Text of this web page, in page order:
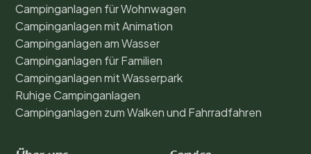
Campinganlagen für Wohnwagen
Campinganlagen mit Animation
Campinganlagen am Wasser
Campinganlagen für Familien
Campinganlagen mit Wasserpark
Ruhige Campinganlagen
Campinganlagen zum Walken und Fahrradfahren